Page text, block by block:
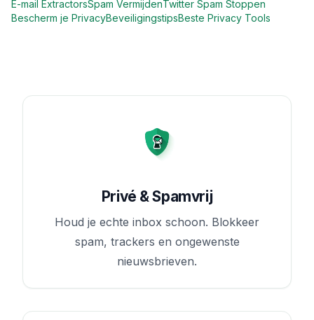
E-mail ExtractorsSpam VermijdenTwitter Spam Stoppen
Bescherm je PrivacyBeveiligingstipsBeste Privacy Tools
Privé & Spamvrij
Houd je echte inbox schoon. Blokkeer
spam, trackers en ongewenste
nieuwsbrieven.